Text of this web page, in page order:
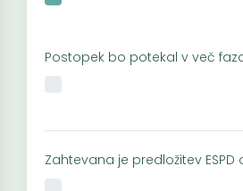
Postopek bo potekal v več
Zahtevana je predložitev ESPD